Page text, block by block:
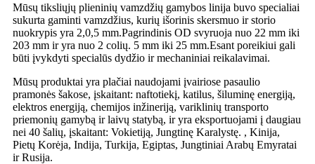
Mūsų tiksliųjų plieninių vamzdžių gamybos linija buvo specialiai
sukurta gaminti vamzdžius, kurių išorinis skersmuo ir storio
nuokrypis yra 2,0,5 mm.Pagrindinis OD svyruoja nuo 22 mm iki
203 mm ir yra nuo 2 colių. 5 mm iki 25 mm.Esant poreikiui gali
būti įvykdyti specialūs dydžio ir mechaniniai reikalavimai.
Mūsų produktai yra plačiai naudojami įvairiose pasaulio
pramonės šakose, įskaitant: naftotiekį, katilus, šiluminę energiją,
elektros energiją, chemijos inžineriją, variklinių transporto
priemonių gamybą ir laivų statybą, ir yra eksportuojami į daugiau
nei 40 šalių, įskaitant: Vokietiją, Jungtinę Karalystę. , Kinija,
Pietų Korėja, Indija, Turkija, Egiptas, Jungtiniai Arabų Emyratai
ir Rusija.